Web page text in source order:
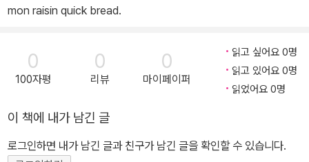
mon raisin quick bread.
0
100자평
0
리뷰
0
마이페이퍼
읽고 싶어요 0명
읽고 있어요 0명
읽었어요 0명
이 책에 내가 남긴 글
로그인하면 내가 남긴 글과 친구가 남긴 글을 확인할 수 있습니다.